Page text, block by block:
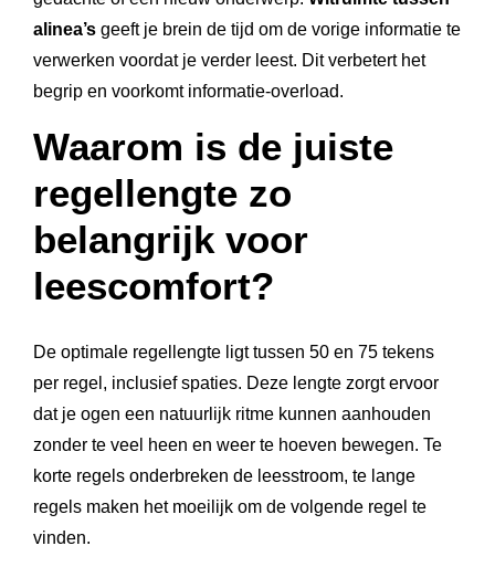
alinea’s geeft je brein de tijd om de vorige informatie te
verwerken voordat je verder leest. Dit verbetert het
begrip en voorkomt informatie-overload.
Waarom is de juiste
regellengte zo
belangrijk voor
leescomfort?
De optimale regellengte ligt tussen 50 en 75 tekens
per regel, inclusief spaties. Deze lengte zorgt ervoor
dat je ogen een natuurlijk ritme kunnen aanhouden
zonder te veel heen en weer te hoeven bewegen. Te
korte regels onderbreken de leesstroom, te lange
regels maken het moeilijk om de volgende regel te
vinden.